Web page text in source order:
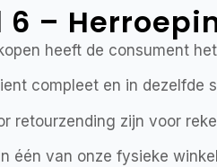
6 –
heeft de consument
compleet en in dezelfde
retourzending zijn voor
één van onze fysieke